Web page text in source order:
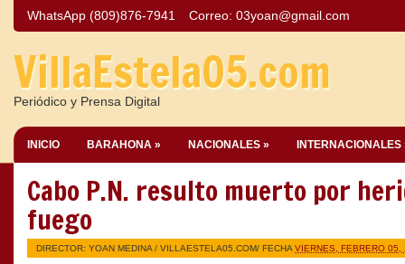
WhatsApp (809)876-7941 Correo: 03yoan@gmail.com
VillaEstela05.com
Periódico y Prensa Digital
INICIO BARAHONA » NACIONALES » INTERNACIONALES
Cabo P.N. resulto muerto por
fuego
DIRECTOR: YOAN MEDINA / VILLAESTELA05.COM/ FECHA VIERNES, FEBRERO 05,